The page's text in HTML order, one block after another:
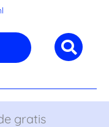
gratis